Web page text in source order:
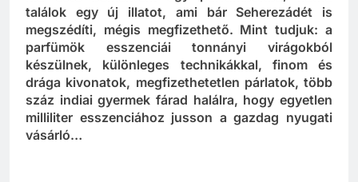
Ma este bementem egy parfümboltba, hátha
találok egy új illatot, ami bár Seherezádét is
megszédíti, mégis megfizethető. Mint tudjuk: a
parfümök esszenciái tonnányi virágokból
készülnek, különleges technikákkal, finom és
drága kivonatok, megfizethetetlen párlatok, több
száz indiai gyermek fárad halálra, hogy egyetlen
milliliter esszenciához jusson a gazdag nyugati